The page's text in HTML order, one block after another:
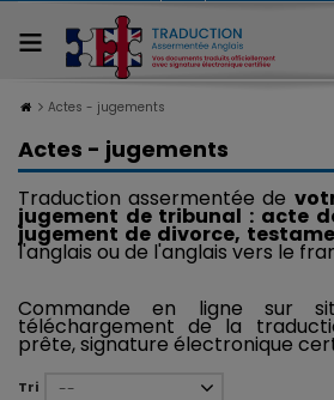
Actes - jugements
Actes - jugements
Traduction assermentée de
jugement de tribunal : acte
jugement de divorce,
l'anglais ou de l'anglais vers le
Commande en ligne sur
téléchargement de la
prête,signature électronique
Tri --